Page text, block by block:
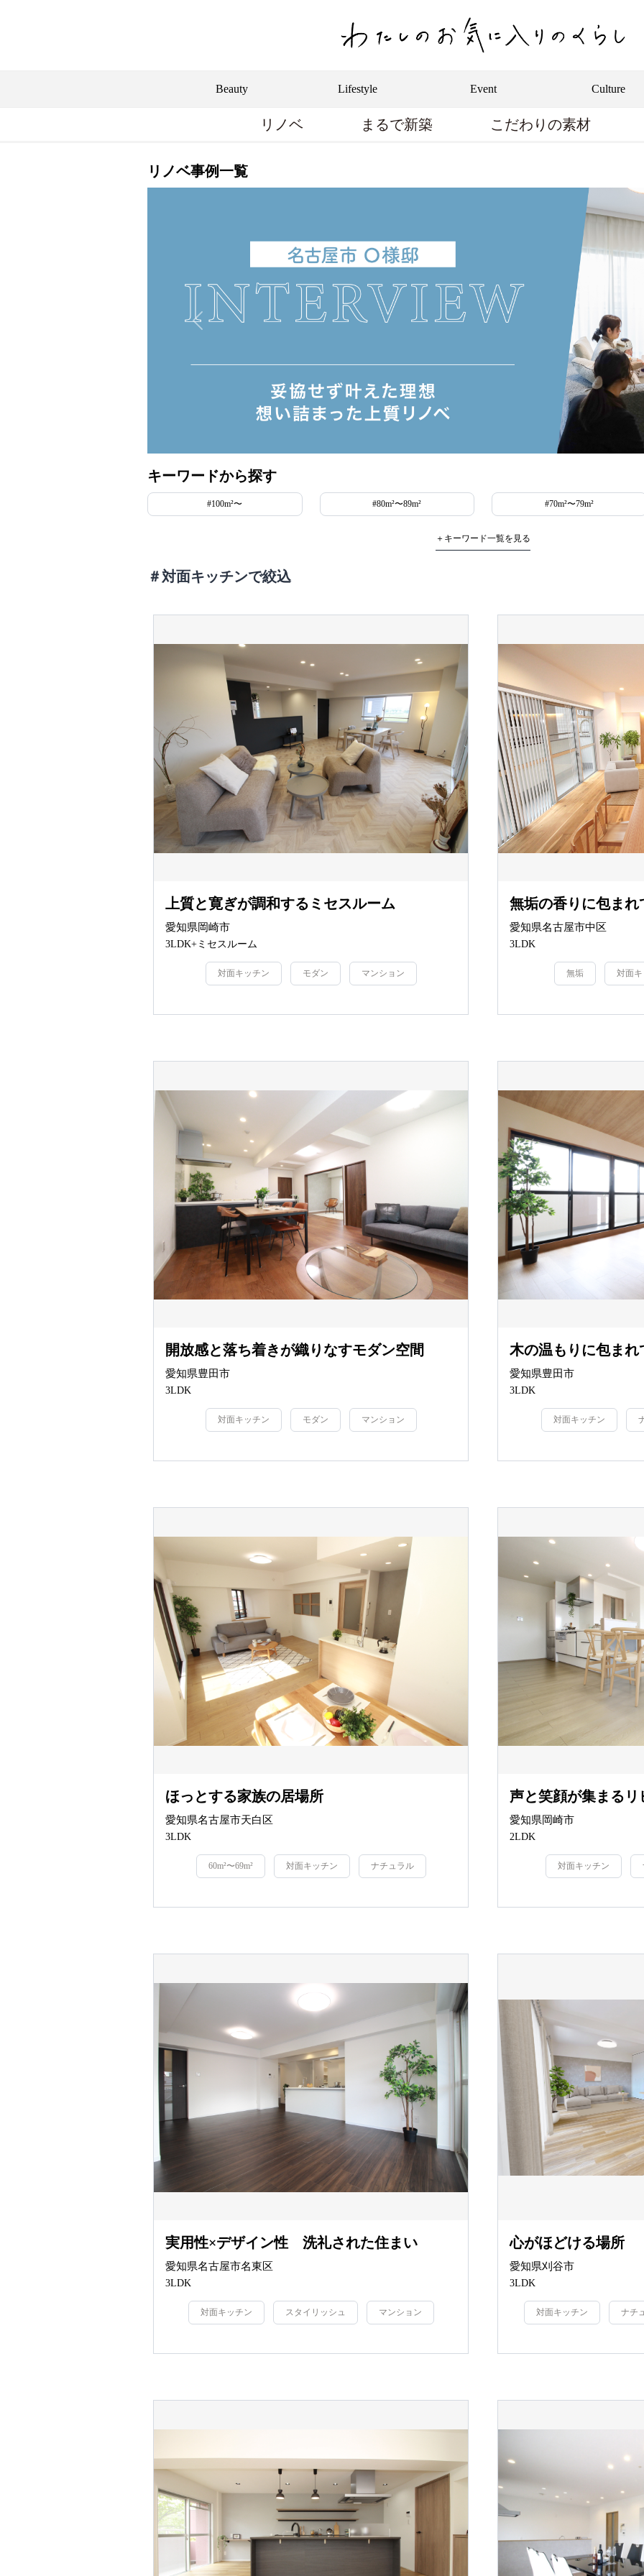
Beauty Lifestyle Event Culture
リノベ まるで新築 こだわりの素材
リノベ事例一覧
キーワードから探す
#100m²〜 #80m²〜89m² #70m²〜79m²
＋キーワード一覧を見る
＃対面キッチンで絞込
上質と寛ぎが調和するミセスルーム
愛知県岡崎市
3LDK+ミセスルーム
対面キッチン モダン マンション
無垢の香りに包まれ
愛知県名古屋市中区
3LDK
無垢 対面
開放感と落ち着きが織りなすモダン空間
愛知県豊田市
3LDK
対面キッチン モダン マンション
木の温もりに包まれ
愛知県豊田市
3LDK
対面キッチン
ほっとする家族の居場所
愛知県名古屋市天白区
3LDK
60m²〜69m² 対面キッチン ナチュラル
声と笑顔が集まるリ
愛知県岡崎市
2LDK
対面キッチン
実用性×デザイン性 洗礼された住まい
愛知県名古屋市名東区
3LDK
対面キッチン スタイリッシュ マンション
心がほどける場所
愛知県刈谷市
3LDK
対面キッチン ナチ